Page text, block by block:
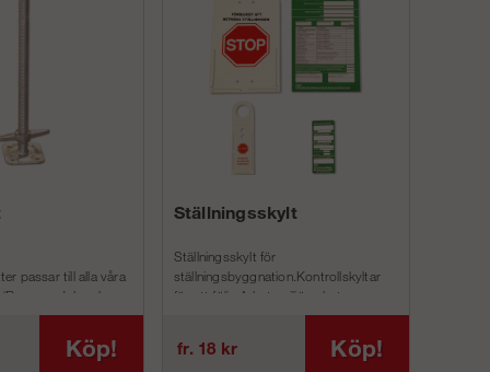
passar till alla våra
modul- och
Köp!
Ställningsskylt
Ställningsskylt för
ställningsbyggnation.Kontrollskyltar
för att följa Arbetsmiljöverkets nya
regler AFS 2013:4Vi har ...
fr. 18 kr Köp!